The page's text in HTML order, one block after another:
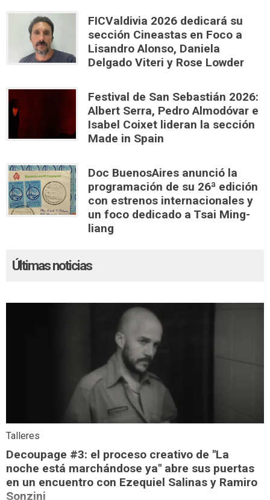
FICValdivia 2026 dedicará su
sección Cineastas en Foco a
Lisandro Alonso, Daniela
Delgado Viteri y Rose Lowder
Festival de San Sebastián 2026:
Albert Serra, Pedro Almodóvar e
Isabel Coixet lideran la sección
Made in Spain
Doc BuenosAires anunció la
programación de su 26ª edición
con estrenos internacionales y
un foco dedicado a Tsai Ming-
liang
Últimas noticias
Talleres
Decoupage #3: el proceso creativo de "La
noche está marchándose ya" abre sus puertas
en un encuentro con Ezequiel Salinas y Ramiro
Sonzini